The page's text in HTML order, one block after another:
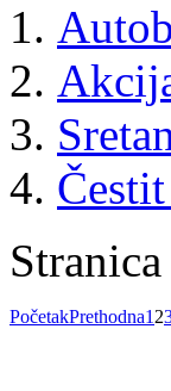
PočetakPrethodna1 2